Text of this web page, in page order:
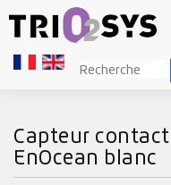
Capteur
EnOcean blanc